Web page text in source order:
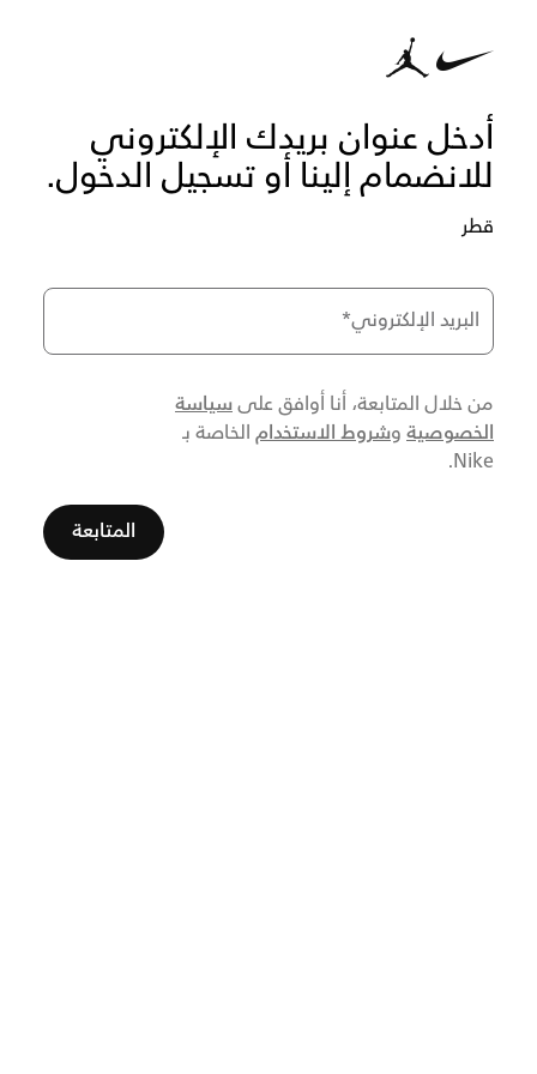
أدخل عنوان بريدك الإلكتروني
للانضمام إلينا أو تسجيل الدخول.
قطر
البريد الإلكتروني*
من خلال المتابعة، أنا أوافق علىسياسة
الخصوصية وشروط الاستخدام الخاصة بـ
Nike.
المتابعة